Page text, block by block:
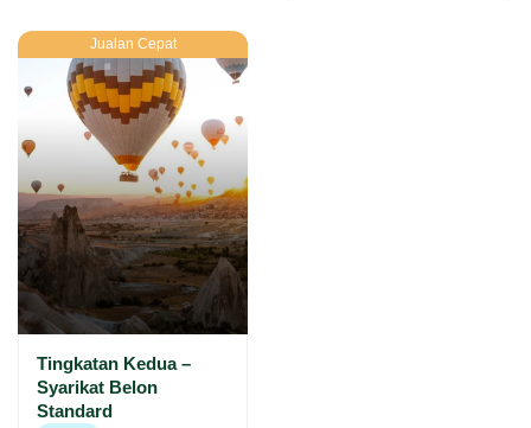
Jualan Cepat
Tingkatan Kedua –
Syarikat Belon
Standard